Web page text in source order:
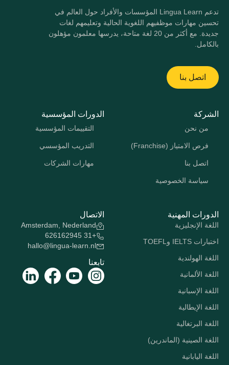
تدعم Lingua Learn المؤسسات والأفراد حول العالم في
تحسين مهارات موظفيهم اللغوية الحالية وتعليمهم لغات
جديدة. مع أكثر من 20 لغة متاحة، يدرسها معلمون مؤهلون
بالكامل.
اتصل بنا
الشركة
من نحن
فرص الامتياز (Franchise)
اتصل بنا
سياسة الخصوصية
الدورات المؤسسية
التقييمات المؤسسية
التدريب المؤسسي
مهارات الشركات
الدورات المهنية
اللغة الإنجليزية
اختبارات IELTS وTOEFL
اللغة الهولندية
اللغة الألمانية
اللغة الإسبانية
اللغة الإيطالية
اللغة البرتغالية
اللغة الصينية (الماندرين)
اللغة اليابانية
الاتصال
Amsterdam, Nederland
+31 626162945
hallo@lingua-learn.nl
تابعنا